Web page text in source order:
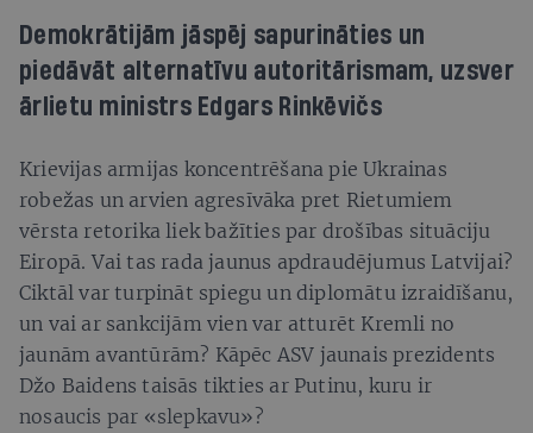
Demokrātijām jāspēj sapurināties un
piedāvāt alternatīvu autoritārismam, uzsver
ārlietu ministrs Edgars Rinkēvičs
Krievijas armijas koncentrēšana pie Ukrainas
robežas un arvien agresīvāka pret Rietumiem
vērsta retorika liek bažīties par drošības situāciju
Eiropā. Vai tas rada jaunus apdraudējumus Latvijai?
Ciktāl var turpināt spiegu un diplomātu izraidīšanu,
un vai ar sankcijām vien var atturēt Kremli no
jaunām avantūrām? Kāpēc ASV jaunais prezidents
Džo Baidens taisās tikties ar Putinu, kuru ir
nosaucis par «slepkavu»?